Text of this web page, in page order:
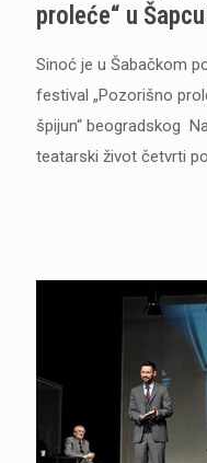
proleće“ u
Sinoć je u Šabačkom
festival „Pozorišno
špijun“ beogradskog
teatarski život četvrti